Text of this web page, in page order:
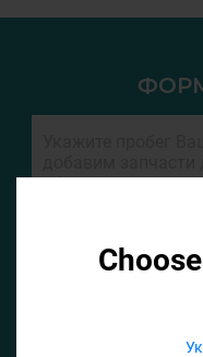
Если не заполнить по